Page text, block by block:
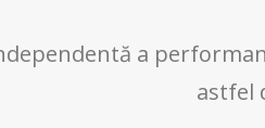
a
astfel